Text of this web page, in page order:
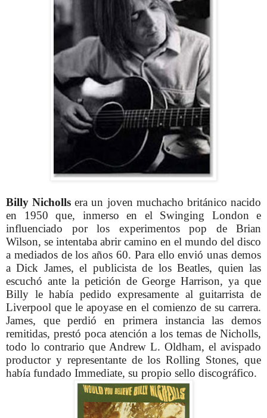
Billy Nicholls era un joven muchacho británico nacido
en 1950 que, inmerso en el Swinging London e
influenciado por los experimentos pop de Brian
Wilson, se intentaba abrir camino en el mundo del disco
a mediados de los años 60. Para ello envió unas demos
a Dick James, el publicista de los Beatles, quien las
escuchó ante la petición de George Harrison, ya que
Billy le había pedido expresamente al guitarrista de
Liverpool que le apoyase en el comienzo de su carrera.
James, que perdió en primera instancia las demos
remitidas, prestó poca atención a los temas de Nicholls,
todo lo contrario que Andrew L. Oldham, el avispado
productor y representante de los Rolling Stones, que
había fundado Immediate, su propio sello discográfico.